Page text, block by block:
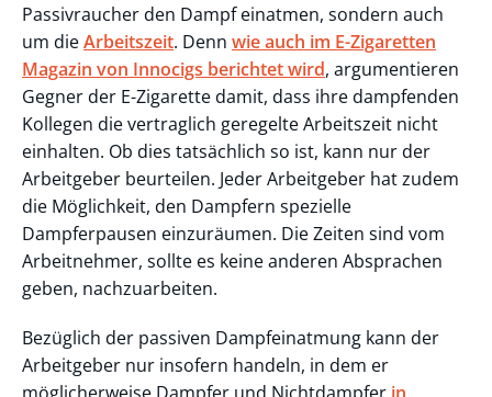
Passivraucher den Dampf einatmen, sondern auch
um dieArbeitszeit. Denn wie auch im E-Zigaretten
Magazin von Innocigs berichtet wird, argumentieren
Gegner der E-Zigarette damit, dass ihre dampfenden
Kollegen die vertraglich geregelte Arbeitszeit nicht
einhalten. Ob dies tatsächlich so ist, kann nur der
Arbeitgeber beurteilen. Jeder Arbeitgeber hat zudem
die Möglichkeit, den Dampfern spezielle
Dampferpausen einzuräumen. Die Zeiten sind vom
Arbeitnehmer, sollte es keine anderen Absprachen
geben, nachzuarbeiten.
Bezüglich der passiven Dampfeinatmung kann der
Arbeitgeber nur insofern handeln, in dem er